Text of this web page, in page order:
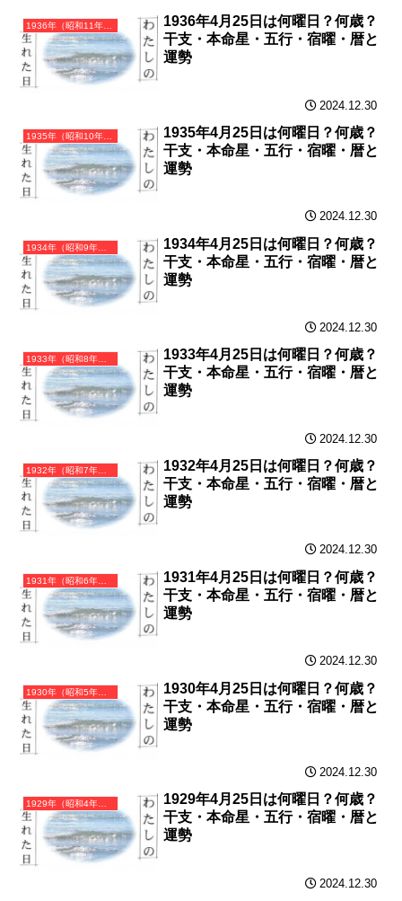
1936年（昭和11年）丙子（ひのえね）・子年（ねずみ年）カレンダー（月曜はじまり）
1936年4月25日は何曜日？何歳？
干支・本命星・五行・宿曜・暦と
運勢
2024.12.30
1935年（昭和10年）乙亥（きのとい）・亥年（いのしし年）カレンダー（月曜はじまり）
1935年4月25日は何曜日？何歳？
干支・本命星・五行・宿曜・暦と
運勢
2024.12.30
1934年（昭和9年）甲戌（きのえいぬ）・戌年（いぬ年）カレンダー（月曜はじまり）
1934年4月25日は何曜日？何歳？
干支・本命星・五行・宿曜・暦と
運勢
2024.12.30
1933年（昭和8年）癸酉（みずのととり）・酉年（とり年）カレンダー（月曜はじまり）
1933年4月25日は何曜日？何歳？
干支・本命星・五行・宿曜・暦と
運勢
2024.12.30
1932年（昭和7年）壬申（みずのえさる）・申年（さる年）カレンダー（月曜はじまり）
1932年4月25日は何曜日？何歳？
干支・本命星・五行・宿曜・暦と
運勢
2024.12.30
1931年（昭和6年）辛未（かのとひつじ）・未年（ひつじ年）カレンダー（月曜はじまり）
1931年4月25日は何曜日？何歳？
干支・本命星・五行・宿曜・暦と
運勢
2024.12.30
1930年（昭和5年）庚午（かのえうま）・午年（うま年）カレンダー（月曜はじまり）
1930年4月25日は何曜日？何歳？
干支・本命星・五行・宿曜・暦と
運勢
2024.12.30
1929年（昭和4年）己巳（つちのとみ）・巳年（へび年）カレンダー（月曜はじまり）
1929年4月25日は何曜日？何歳？
干支・本命星・五行・宿曜・暦と
運勢
2024.12.30